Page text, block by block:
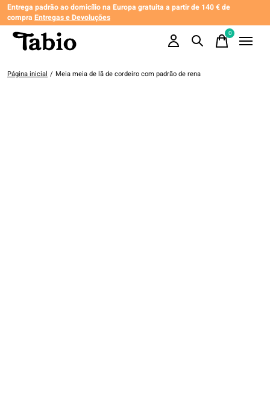
Entrega padrão ao domicílio na Europa gratuita a partir de 140 € de
compra Entregas e Devoluções
0items
Página inicial / Meia meia de lã de cordeiro com padrão de rena